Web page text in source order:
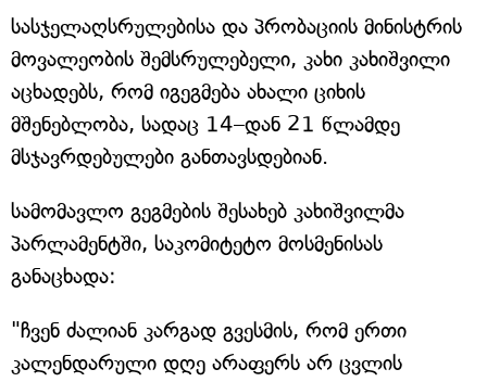
სასჯელაღსრულებისა და პრობაციის მინისტრის
მოვალეობის შემსრულებელი, კახი კახიშვილი
აცხადებს, რომ იგეგმება ახალი ციხის
მშენებლობა, სადაც 14–დან 21 წლამდე
მსჯავრდებულები განთავსდებიან.
სამომავლო გეგმების შესახებ კახიშვილმა
პარლამენტში, საკომიტეტო მოსმენისას
განაცხადა:
"ჩვენ ძალიან კარგად გვესმის, რომ ერთი
კალენდარული დღე არაფერს არ ცვლის